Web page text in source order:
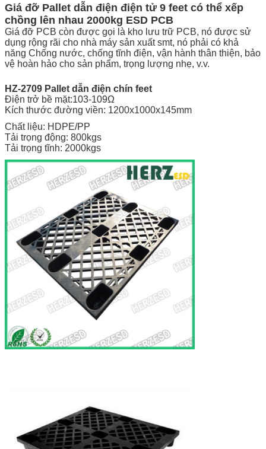
Giá đỡ Pallet dẫn điện điện tử 9 feet có thể xếp
chồng lên nhau 2000kg ESD PCB
Giá đỡ PCB còn được gọi là kho lưu trữ PCB, nó được sử
dụng rộng rãi cho nhà máy sản xuất smt, nó phải có khả
năng Chống nước, chống tĩnh điện, vận hành thân thiện, bảo
vệ hoàn hảo cho sản phẩm, trọng lượng nhẹ, v.v.
HZ-2709 Pallet dẫn điện chín feet
Điện trở bề mặt:103-109Ω
Kích thước đường viền: 1200x1000x145mm
Chất liệu: HDPE/PP
Tải trọng động: 800kgs
Tải trọng tĩnh: 2000kgs